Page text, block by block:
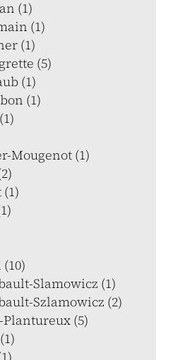
(1)
(1)
(1)
(5)
(1)
(1)
Mougenot (1)
Slamowicz (1)
Szlamowicz (2)
(5)